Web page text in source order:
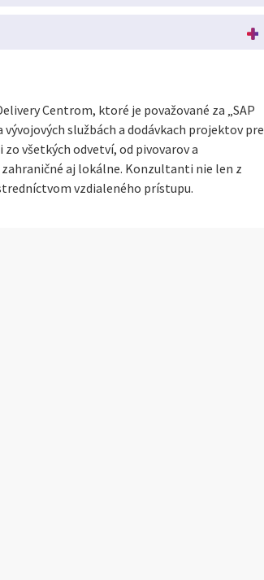
Centrom, ktoré je považované za „SAP
službách a dodávkach projektov pre
všetkých odvetví, od pivovarov a
aj lokálne. Konzultanti nie len z
vzdialeného prístupu.